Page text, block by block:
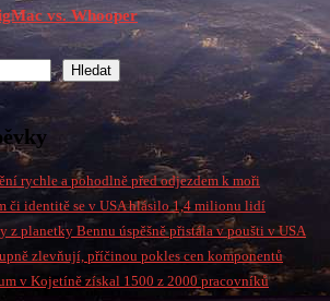
vs. Whooper
Hledat
rychle a pohodlně před odjezdem k moři
či identitě se v USA hlásilo 1,4 milionu lidí
z planetky Bennu úspěšně přistála v poušti v USA
zlevňují, příčinou pokles cen komponentů
v Kojetíně získal 1500 z 2000 pracovníků